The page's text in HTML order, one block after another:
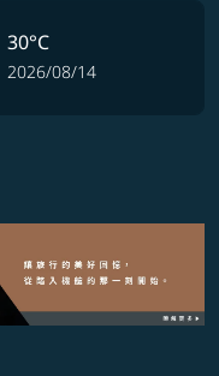
30°C
2026/08/14